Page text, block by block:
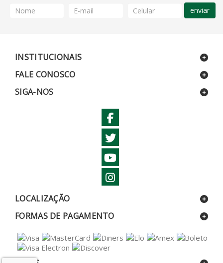
enviar
INSTITUCIONAIS
FALE CONOSCO
SIGA-NOS
LOCALIZAÇÃO
FORMAS DE PAGAMENTO